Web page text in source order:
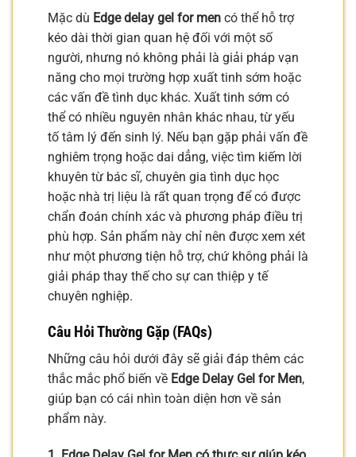
Mặc dù Edge delay gel for men có thể hỗ trợ
kéo dài thời gian quan hệ đối với một số
người, nhưng nó không phải là giải pháp vạn
năng cho mọi trường hợp xuất tinh sớm hoặc
các vấn đề tình dục khác. Xuất tinh sớm có
thể có nhiều nguyên nhân khác nhau, từ yếu
tố tâm lý đến sinh lý. Nếu bạn gặp phải vấn đề
nghiêm trọng hoặc dai dẳng, việc tìm kiếm lời
khuyên từ bác sĩ, chuyên gia tình dục học
hoặc nhà trị liệu là rất quan trọng để có được
chẩn đoán chính xác và phương pháp điều trị
phù hợp. Sản phẩm này chỉ nên được xem xét
như một phương tiện hỗ trợ, chứ không phải là
giải pháp thay thế cho sự can thiệp y tế
chuyên nghiệp.
Câu Hỏi Thường Gặp (FAQs)
Những câu hỏi dưới đây sẽ giải đáp thêm các
thắc mắc phổ biến về Edge Delay Gel for Men,
giúp bạn có cái nhìn toàn diện hơn về sản
phẩm này.